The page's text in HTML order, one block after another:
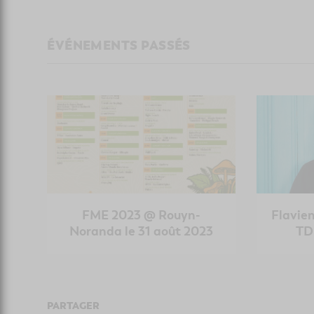
FME 2023 @ Rouyn-
Noranda le 31 août 2023
PARTAGER